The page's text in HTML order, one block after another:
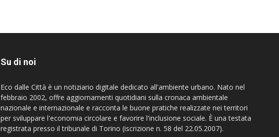
Su di noi
Eco dalle Città è un notiziario digitale dedicato all'ambiente urbano. Nato nel
febbraio 2002, offre aggiornamenti quotidiani sulla cronaca ambientale
nazionale e internazionale e racconta le buone pratiche realizzate nei territori
per sviluppare l'economia circolare e favorire l'inclusione sociale. È una testata
registrata presso il tribunale di Torino (iscrizione n. 58 del 22.05.2007).